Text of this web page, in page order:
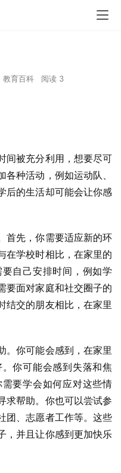
教育百科 阅读 3
间被充分利用，想要尽可
种活动，例如运动队、
后的生活却可能会让你感
首先，你需要适应新的环
在学校时相比，在家里的
自己安排时间，例如学
要面对家庭和社交圈子的
结交的朋友相比，在家里
。你可能会感到，在家里
你可能会感到失落和焦
要学会如何应对这些情
求帮助。你也可以尝试参
团、志愿者工作等。这些
，并且让你感到更加快乐